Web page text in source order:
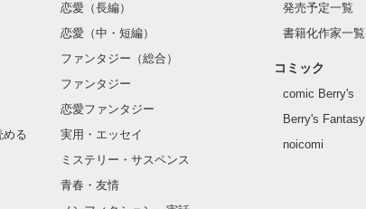
める
恋愛（長編）
恋愛（中・短編）
ファンタジー（総合）
ファンタジー
恋愛ファンタジー
実用・エッセイ
ミステリー・サスペンス
青春・友情
発売予定一覧
書籍化作家一覧
コミック
comic Berry's
Berry's Fantasy
noicomi